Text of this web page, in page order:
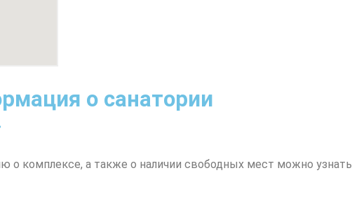
о санатории
о комплексе, а также о наличии свободных мест можно узнать